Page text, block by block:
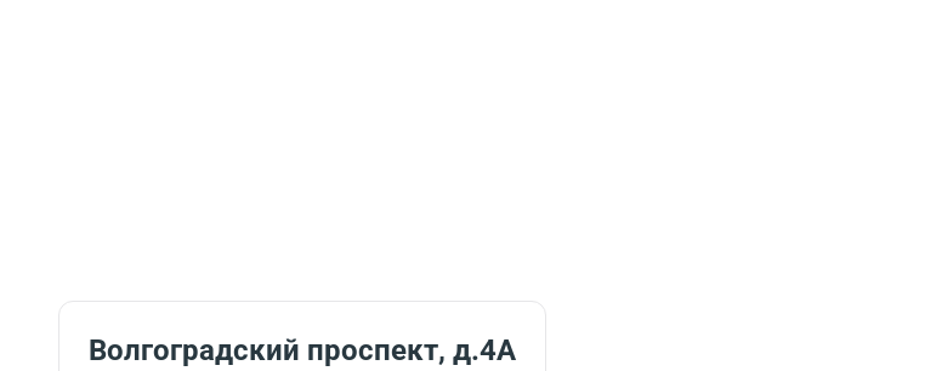
Волгоградский проспект, д.4А